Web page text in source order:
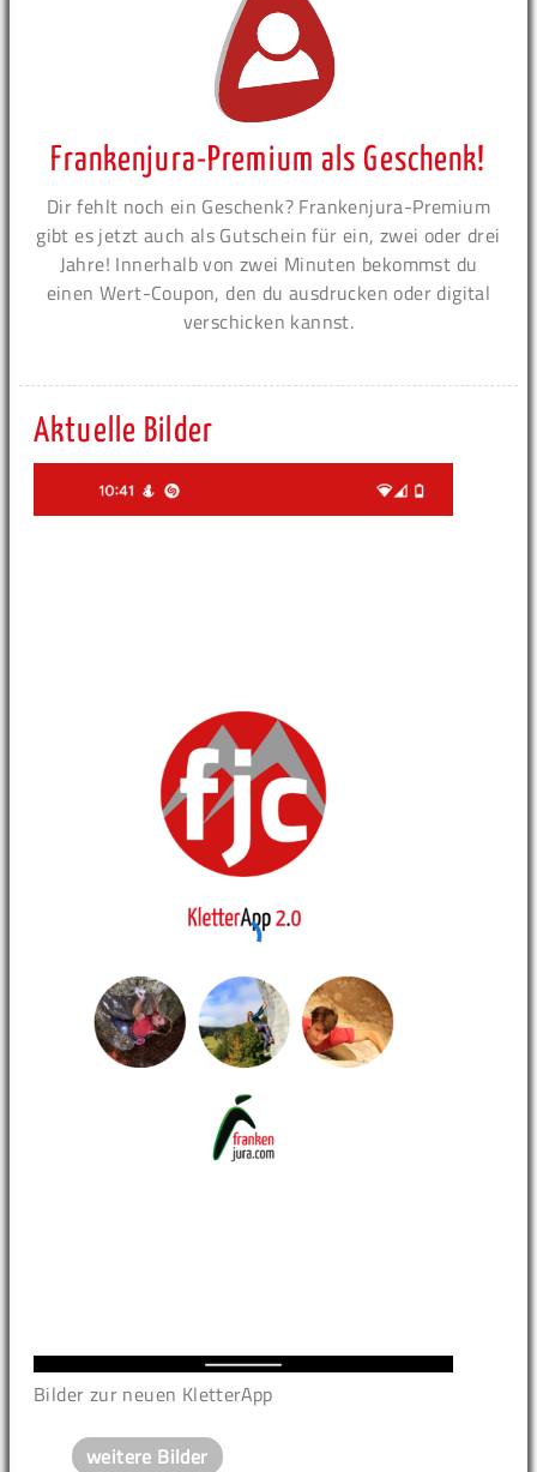
Frankenjura-Premium als Geschenk!
Dir fehlt noch ein Geschenk? Frankenjura-Premium
gibt es jetzt auch als Gutschein für ein, zwei oder drei
Jahre! Innerhalb von zwei Minuten bekommst du
einen Wert-Coupon, den du ausdrucken oder digital
verschicken kannst.
Aktuelle Bilder
Bilder zur neuen KletterApp
weitere Bilder